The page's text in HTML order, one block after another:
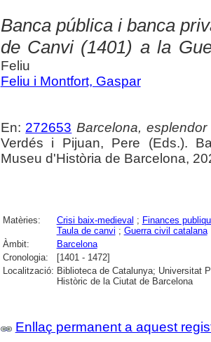
Banca pública i banca
de Canvi (1401) a la
Feliu
Feliu i Montfort, Gaspar
En: 272653 Barcelona,
Verdés i Pijuan, Pere (Eds.).
Museu d'Història de Barcelona,
Matèries: Crisi baix-medieval ; Finances
Taula de canvi ; Guerra civil catalana
Àmbit:
Barcelona
Cronologia:
[1401 - 1472]
Localització: Biblioteca de Catalunya; Universitat
Històric de la Ciutat de Barcelona
Enllaç permanent a aquest